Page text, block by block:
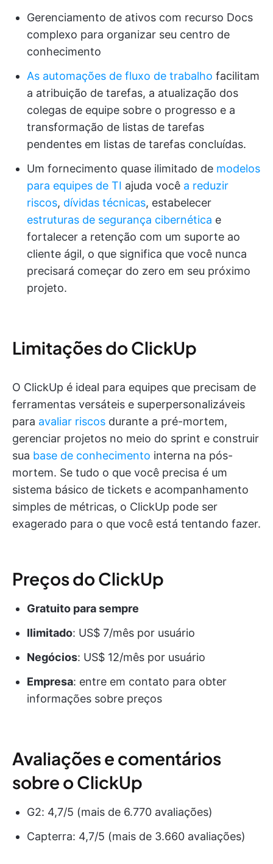
Gerenciamento de ativos com recurso Docs
complexo para organizar seu centro de
conhecimento
As automações de fluxo de trabalho facilitam
a atribuição de tarefas, a atualização dos
colegas de equipe sobre o progresso e a
transformação de listas de tarefas
pendentes em listas de tarefas concluídas.
Um fornecimento quase ilimitado de modelos
para equipes de TI ajuda você a reduzir
riscos, dívidas técnicas, estabelecer
estruturas de segurança cibernética e
fortalecer a retenção com um suporte ao
cliente ágil, o que significa que você nunca
precisará começar do zero em seu próximo
projeto.
Limitações do ClickUp
O ClickUp é ideal para equipes que precisam de
ferramentas versáteis e superpersonalizáveis
para avaliar riscos durante a pré-mortem,
gerenciar projetos no meio do sprint e construir
sua base de conhecimento interna na pós-
mortem. Se tudo o que você precisa é um
sistema básico de tickets e acompanhamento
simples de métricas, o ClickUp pode ser
exagerado para o que você está tentando fazer.
Preços do ClickUp
Gratuito para sempre
Ilimitado: US$ 7/mês por usuário
Negócios: US$ 12/mês por usuário
Empresa: entre em contato para obter
informações sobre preços
Avaliações e comentários
sobre o ClickUp
G2: 4,7/5 (mais de 6.770 avaliações)
Capterra: 4,7/5 (mais de 3.660 avaliações)